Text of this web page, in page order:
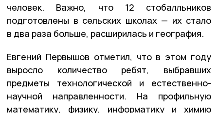
человек. Важно, что 12 стобалльников
подготовлены в сельских школах — их стало
в два раза больше, расширилась и география.
Евгений Первышов отметил, что в этом году
выросло количество ребят, выбравших
предметы технологической и естественно-
научной направленности. На профильную
математику, физику, информатику и химию